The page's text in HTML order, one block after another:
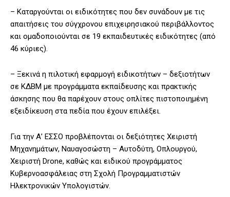
– Καταργούνται οι ειδικότητες που δεν συνάδουν με τις
απαιτήσεις του σύγχρονου επιχειρησιακού περιβάλλοντος
και ομαδοποιούνται σε 19 εκπαιδευτικές ειδικότητες (από
46 κύριες).
– Ξεκινά η πιλοτική εφαρμογή ειδικοτήτων – δεξιοτήτων
σε ΚΔΒΜ με προγράμματα εκπαίδευσης και πρακτικής
άσκησης που θα παρέχουν στους οπλίτες πιστοποιημένη
εξειδίκευση στα πεδία που έχουν επιλέξει.
Για την Α’ ΕΣΣΟ προβλέπονται οι δεξιότητες Χειριστή
Μηχανημάτων, Ναυαγοσώστη – Αυτοδύτη, Οπλουργού,
Χειριστή Drone, καθώς και ειδικού προγράμματος
Κυβερνοασφάλειας στη Σχολή Προγραμματιστών
Ηλεκτρονικών Υπολογιστών.